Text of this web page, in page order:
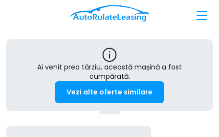
Ai venit prea târziu, această mașină a fost
cumpărată.
Vezi alte oferte similare